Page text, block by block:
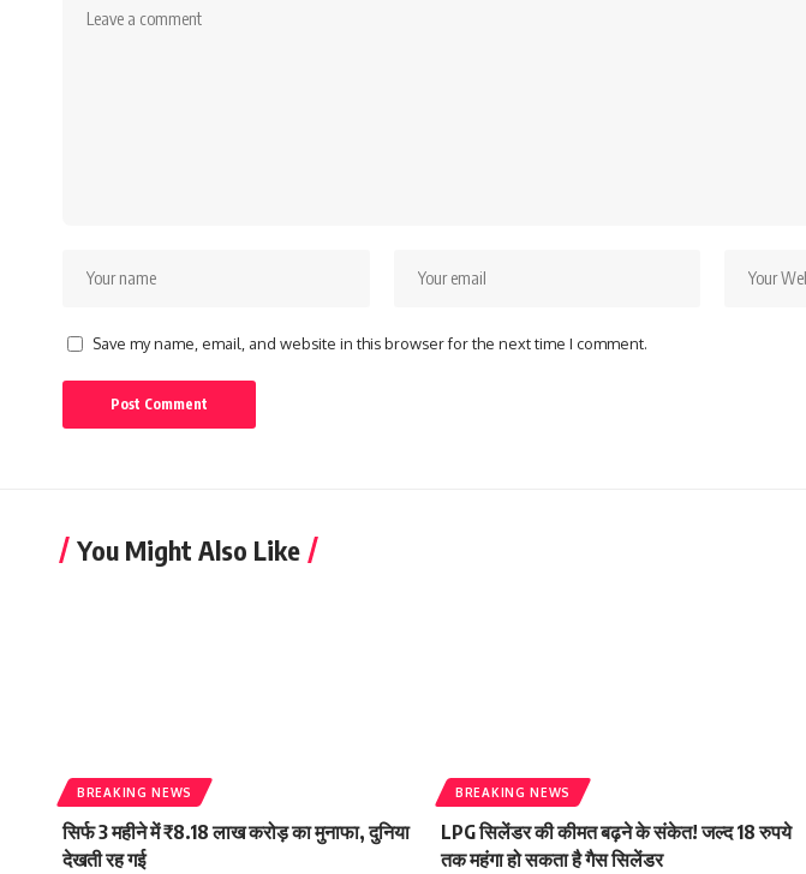
Save my name, email, and website in this browser for the next time I comment.
You Might Also Like
BREAKING NEWS
सिर्फ 3 महीने में ₹8.18 लाख करोड़ का मुनाफा, दुनिया
देखती रह गई
BREAKING NEWS
LPG सिलेंडर की कीमत बढ़ने के संकेत! जल्द 18 रुपये
तक महंगा हो सकता है गैस सिलेंडर